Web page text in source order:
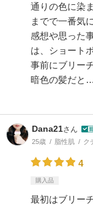
通りの色に染
までで一番気
感想や思った
は、ショート
事前にブリー
暗色の髪だと…
Dana21さん
25歳 脂性肌 ク
4
購入品
最初はブリー